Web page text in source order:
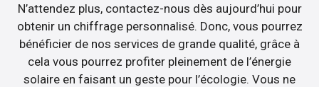
N’attendez plus, contactez-nous dès aujourd’hui pour
obtenir un chiffrage personnalisé. Donc, vous pourrez
bénéficier de nos services de grande qualité, grâce à
cela vous pourrez profiter pleinement de l’énergie
solaire en faisant un geste pour l’écologie. Vous ne